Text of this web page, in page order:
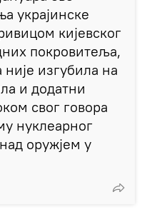
украјинске
кијевског
покровитеља,
није изгубила на
и додатни
свог говора
нуклеарног
оружјем у